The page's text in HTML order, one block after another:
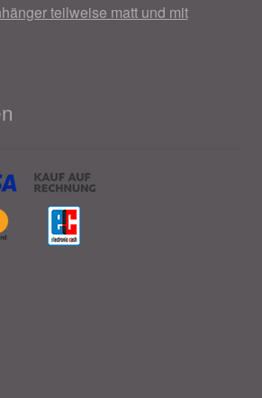
teilweise matt und mit